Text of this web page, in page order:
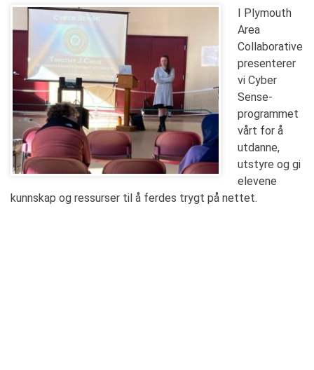
I Plymouth
Area
Collaborative
presenterer
vi Cyber
Sense-
programmet
vårt for å
utdanne,
utstyre og gi
elevene
kunnskap og ressurser til å ferdes trygt på nettet.